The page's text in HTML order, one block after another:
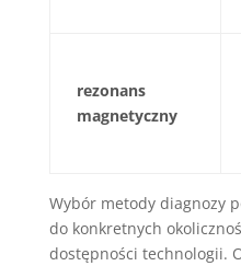
rezonans
magnetyczny
Wybór metody diagnozy
do konkretnych
dostępności technologii.